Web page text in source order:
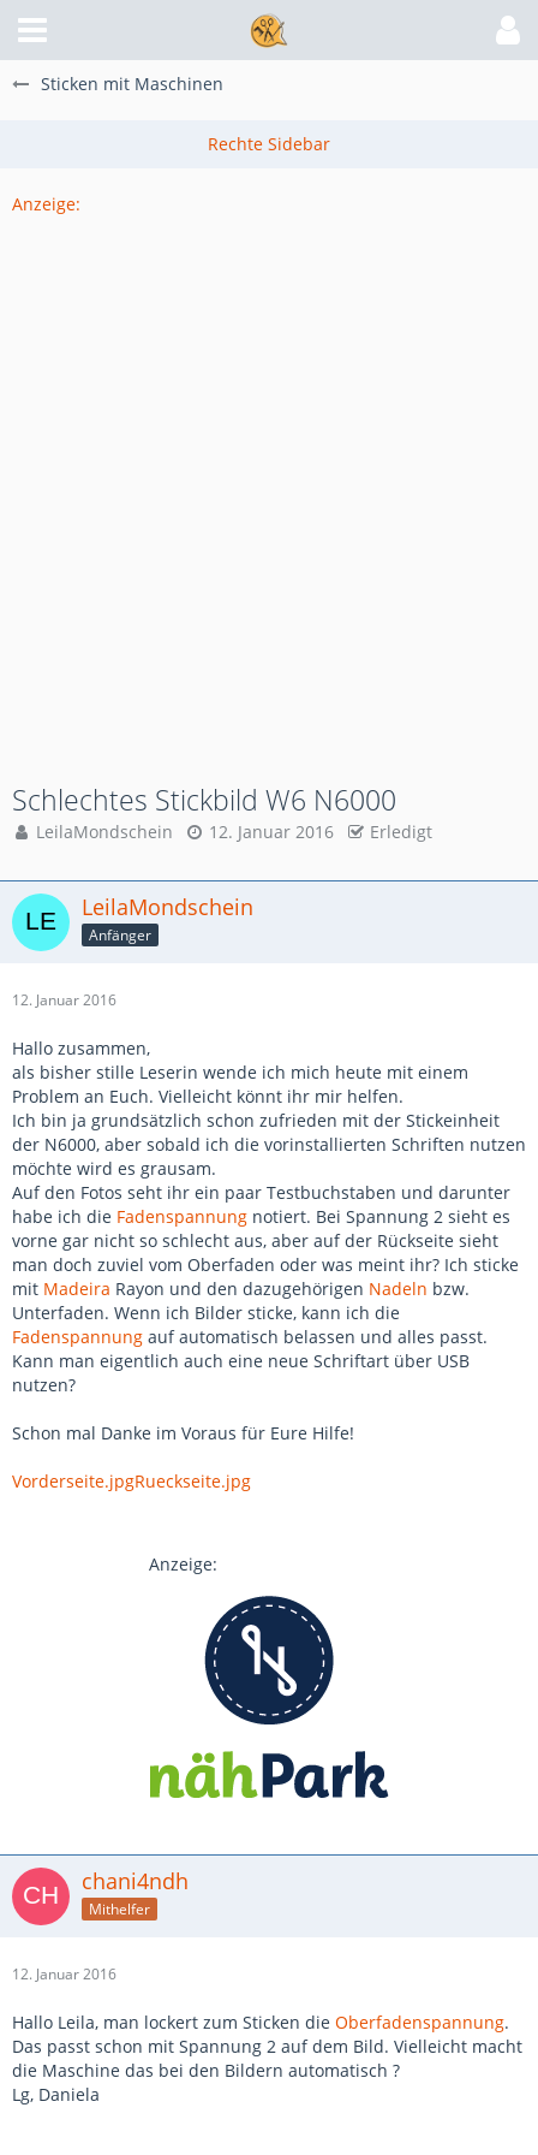
Sticken mit Maschinen
Anzeige:
Schlechtes Stickbild W6 N6000
LeilaMondschein 12. Januar 2016 Erledigt
LeilaMondschein
Anfänger
12. Januar 2016
Hallo zusammen,
als bisher stille Leserin wende ich mich heute mit einem
Problem an Euch. Vielleicht könnt ihr mir helfen.
Ich bin ja grundsätzlich schon zufrieden mit der Stickeinheit
der N6000, aber sobald ich die vorinstallierten Schriften nutzen
möchte wird es grausam.
Auf den Fotos seht ihr ein paar Testbuchstaben und darunter
habe ich die Fadenspannung notiert. Bei Spannung 2 sieht es
vorne gar nicht so schlecht aus, aber auf der Rückseite sieht
man doch zuviel vom Oberfaden oder was meint ihr? Ich sticke
mit Madeira Rayon und den dazugehörigen Nadeln bzw.
Unterfaden. Wenn ich Bilder sticke, kann ich die
Fadenspannung auf automatisch belassen und alles passt.
Kann man eigentlich auch eine neue Schriftart über USB
nutzen?
Schon mal Danke im Voraus für Eure Hilfe!
Vorderseite.jpgRueckseite.jpg
Anzeige:
chani4ndh
Mithelfer
12. Januar 2016
Hallo Leila, man lockert zum Sticken die Oberfadenspannung.
Das passt schon mit Spannung 2 auf dem Bild. Vielleicht macht
die Maschine das bei den Bildern automatisch ?
Lg, Daniela